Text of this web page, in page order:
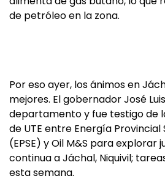
de petróleo en la zona.
Por eso ayer, los ánimos en
mejores. El gobernador José
departamento y fue testigo de
de UTE entre Energía Provincial
(EPSE) y Oil M&S para explorar
continua a Jáchal, Niquivil;
esta semana.